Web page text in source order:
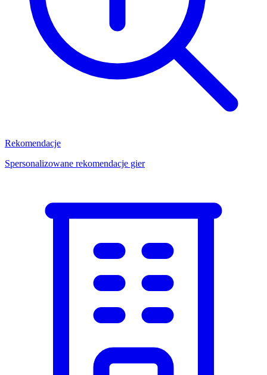
Rekomendacje
Spersonalizowane rekomendacje gier